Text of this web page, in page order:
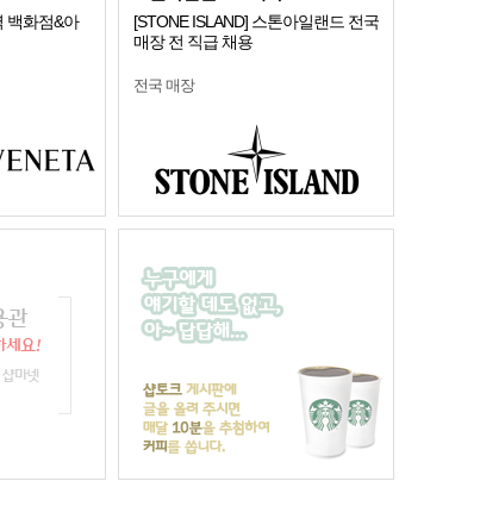
백화점&아
[STONE ISLAND] 스톤아일랜드 전국
매장 전 직급 채용
전국 매장